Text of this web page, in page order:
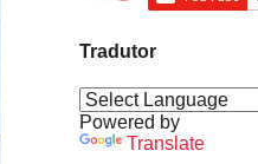
Tradutor
Powered by
Translate